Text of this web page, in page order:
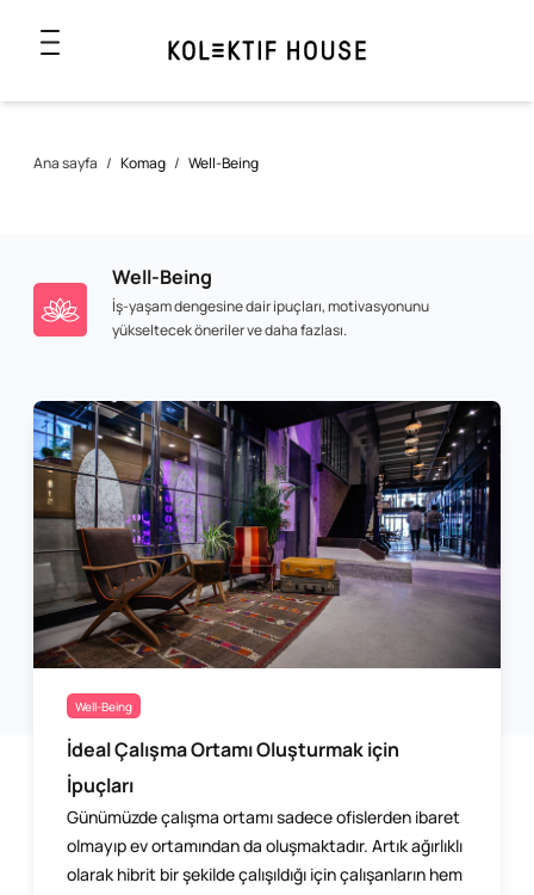
Ana sayfa / Komag / Well-Being
Well-Being
İş-yaşam dengesine dair ipuçları, motivasyonunu
yükseltecek öneriler ve daha fazlası.
Well-Being
İdeal Çalışma Ortamı Oluşturmak için
İpuçları
Günümüzde çalışma ortamı sadece ofislerden ibaret
olmayıp ev ortamından da oluşmaktadır. Artık ağırlıklı
olarak hibrit bir şekilde çalışıldığı için çalışanların hem